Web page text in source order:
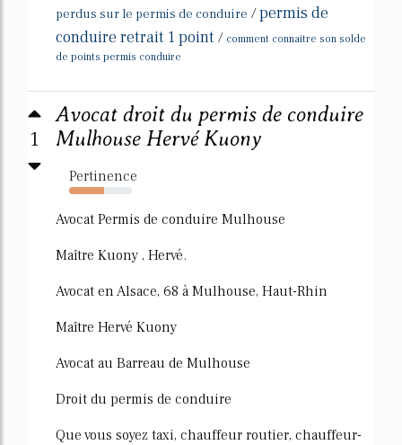
perdus sur le permis de conduire /permis de
conduire retrait 1 point / comment connaitre son solde
de points permis conduire
1
Avocat droit du permis de conduire
Mulhouse Hervé Kuony
Pertinence
56%
Avocat Permis de conduire Mulhouse
Maître Kuony , Hervé.
Avocat en Alsace, 68 à Mulhouse, Haut-Rhin
Maître Hervé Kuony
Avocat au Barreau de Mulhouse
Droit du permis de conduire
Que vous soyez taxi, chauffeur routier, chauffeur-